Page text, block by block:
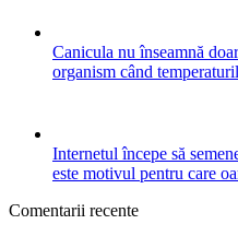
Canicula nu înseamnă
organism când
Internetul începe să
este motivul pentru care
Comentarii recente